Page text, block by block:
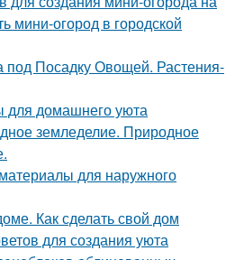
мини-огород в городской
под Посадку Овощей. Растения-
домашнего уюта
земледелие. Природное
для наружного
Как сделать свой дом
для создания уюта